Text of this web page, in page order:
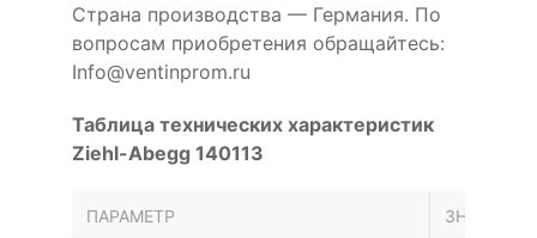
Страна производства — Германия. По
вопросам приобретения обращайтесь:
Info@ventinprom.ru
Таблица технических характеристик
Ziehl-Abegg 140113
ПАРАМЕТР ЗНАЧЕНИЕ